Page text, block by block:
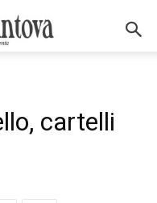
cartelli